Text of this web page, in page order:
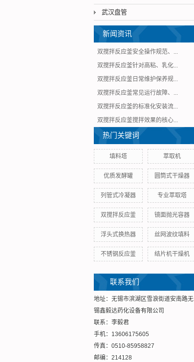
武汉盘管
新闻资讯
双搅拌反应釜安全操作规范、...
双搅拌反应釜针对高粘、乳化...
双搅拌反应釜日常维护保养规...
双搅拌反应釜常见运行故障、...
双搅拌反应釜的标准化安装流...
双搅拌反应釜搅拌效果的核心...
热门关键词
填料塔 萃取机
优质发酵罐 圆筒式干燥器
列管式冷凝器 专业萃取塔
双搅拌反应釜 镜面抛光容器​
浮头式换热器 丝网波纹填料
不锈钢反应釜 结片机干燥机
联系我们
地址：无锡市滨湖区雪浪街道安南路无
锡鑫毅达药化设备有限公司
联系：李毅君
手机：13606175605
传真：0510-85958827
邮编：214128